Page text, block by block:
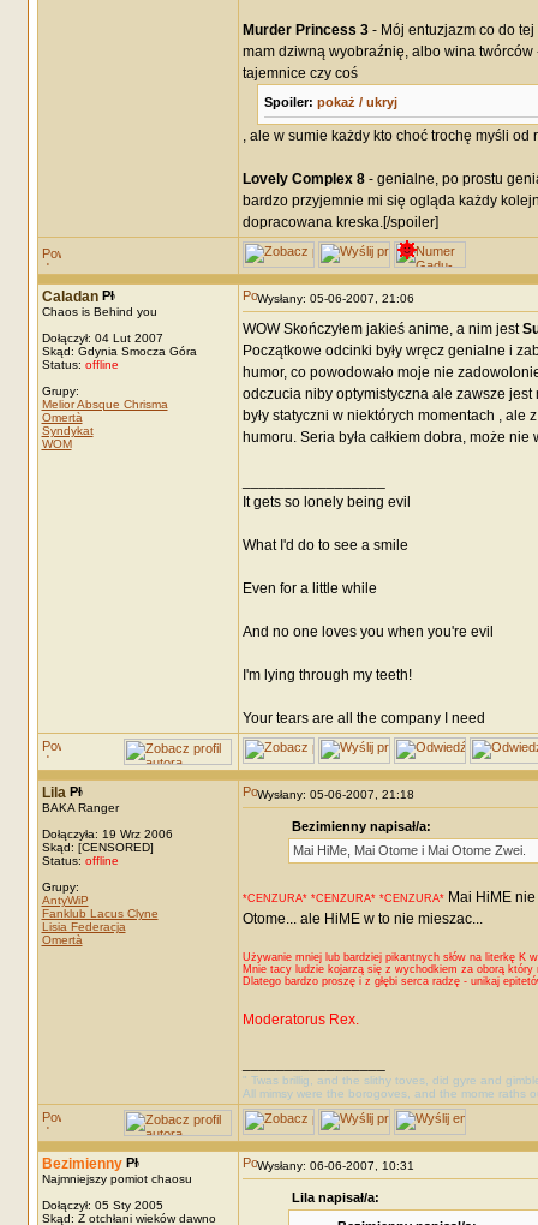
Murder Princess 3- Mój entuzjazm co do tej
mam dziwną wyobraźnię, albo wina
tajemnice czy coś
Spoiler: pokaż / ukryj
, ale w sumie każdy kto choć trochę myśli od
Lovely Complex 8- genialne, po prostu
bardzo przyjemnie mi się ogląda każdy
dopracowana kreska.[/spoiler]
Caladan
Chaos is Behind you
Dołączył: 04 Lut 2007
Skąd: Gdynia Smocza Góra
Status: offline
Grupy:
Melior Absque Chrisma
Omertà
Syndykat
WOM
Wysłany: 05-06-2007, 21:06
WOW Skończyłem jakieś anime, a nim jest
Początkowe odcinki były wręcz genialne i
humor, co powodowało moje nie
odczucia niby optymistyczna ale zawsze
były statyczni w niektórych momentach ,
humoru. Seria była całkiem dobra, może
It gets so lonely being evil
What I'd do to see a smile
Even for a little while
And no one loves you when you're evil
I'm lying through my teeth!
Your tears are all the company I need
Lila
BAKA Ranger
Dołączyła: 19 Wrz 2006
Skąd: [CENSORED]
Status: offline
Grupy:
AntyWiP
Fanklub Lacus Clyne
Lisia Federacja
Omertà
Wysłany: 05-06-2007, 21:18
Bezimienny napisał/a:
Mai HiMe, Mai Otome i Mai Otome Zwei.
*CENZURA* *CENZURA* *CENZURA*Mai HiME nie
Otome... ale HiME w to nie mieszac...
Używanie mniej lub bardziej pikantnych słów na literkę K
Mnie tacy ludzie kojarzą się z wychodkiem za oborą
Dlatego bardzo proszę i z głębi serca radzę - unikaj
Moderatorus Rex.
" Twas brillig, and the slithy toves, did gyre and
All mimsy were the borogoves, and the mome raths
Bezimienny
Najmniejszy pomiot chaosu
Dołączył: 05 Sty 2005
Skąd: Z otchłani wieków dawno
Wysłany: 06-06-2007, 10:31
Lila napisał/a: